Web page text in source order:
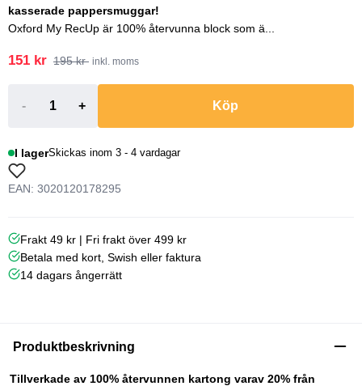
kasserade pappersmuggar!
Oxford My RecUp är 100% återvunna block som ä...
151 kr 195 kr inkl. moms
- + Köp
I lagerSkickas inom 3 - 4 vardagar
EAN: 3020120178295
Frakt 49 kr | Fri frakt över 499 kr
Betala med kort, Swish eller faktura
14 dagars ångerrätt
Produktbeskrivning
Tillverkade av 100% återvunnen kartong varav 20% från